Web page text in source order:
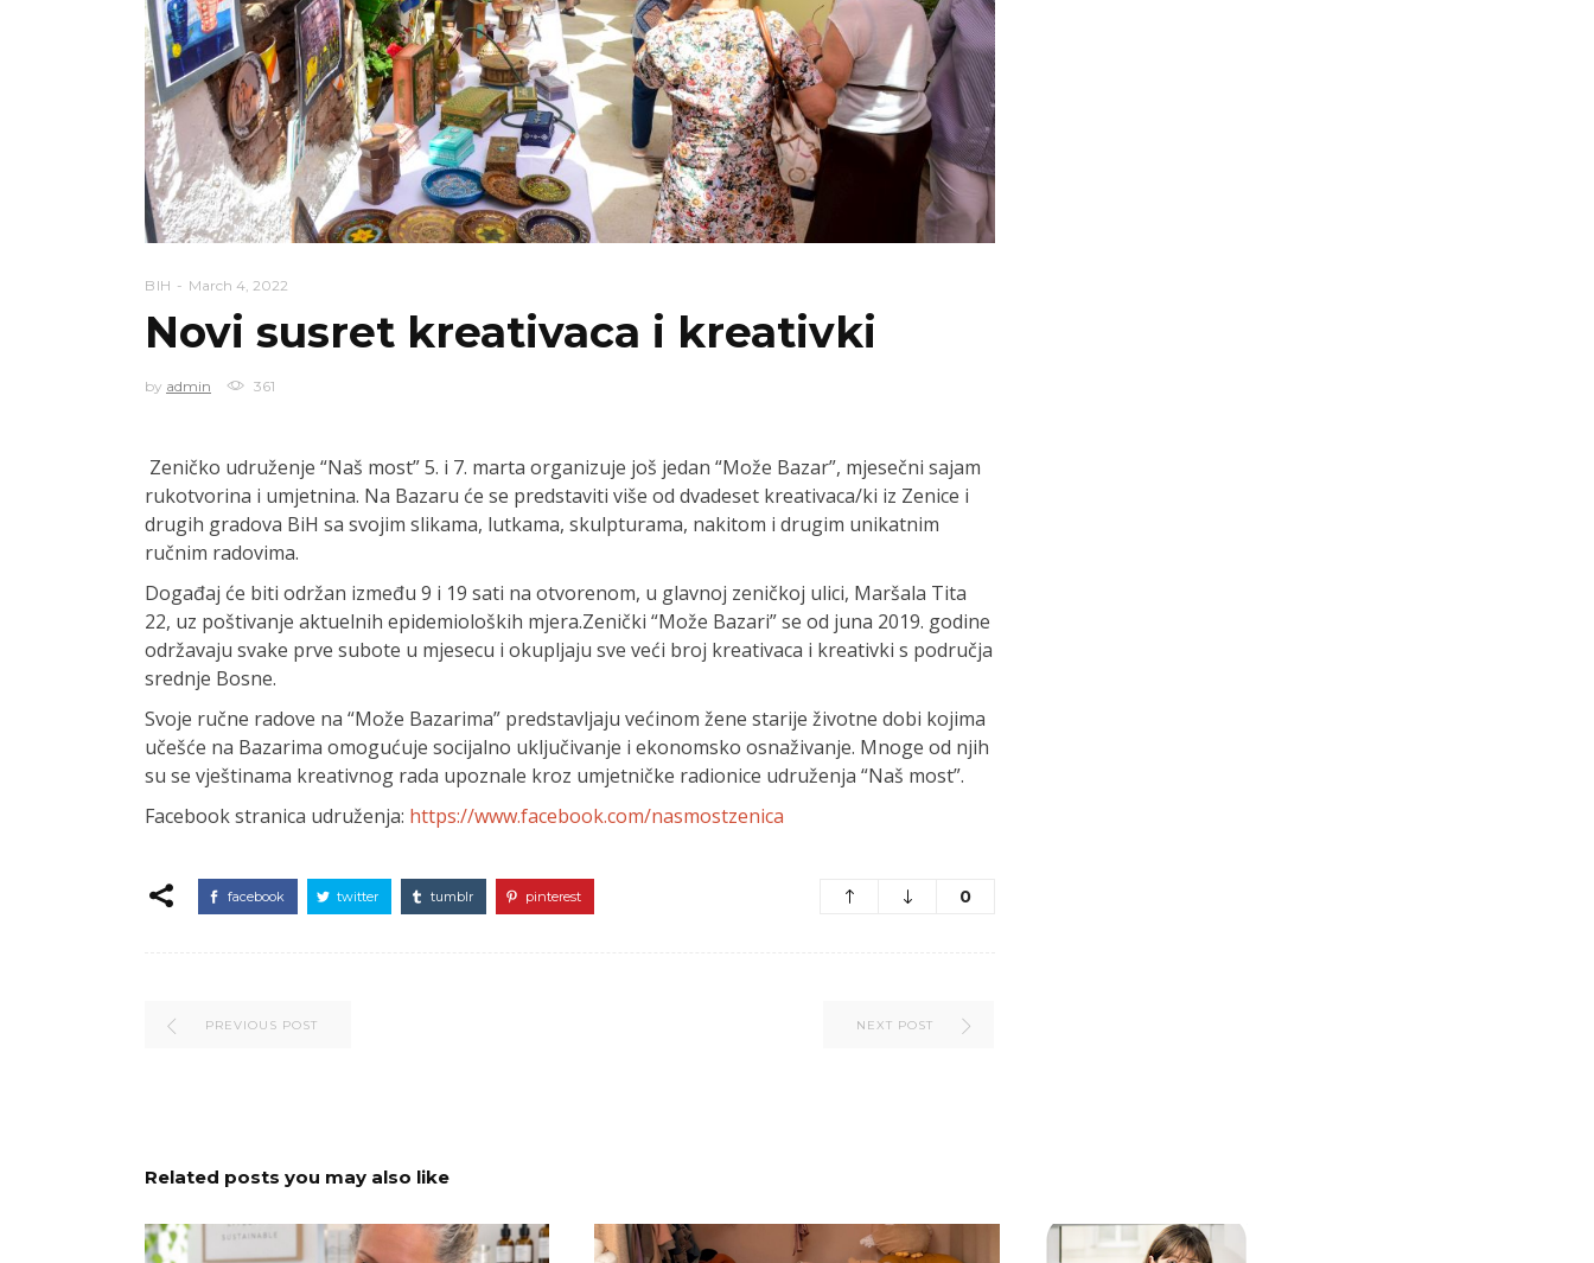
BIH March 4, 2022
Novi susret kreativaca i kreativki
by admin 361
Zeničko udruženje “Naš most” 5. i 7. marta organizuje još jedan “Može Bazar”, mjesečni sajam
rukotvorina i umjetnina. Na Bazaru će se predstaviti više od dvadeset kreativaca/ki iz Zenice i
drugih gradova BiH sa svojim slikama, lutkama, skulpturama, nakitom i drugim unikatnim
ručnim radovima.
Događaj će biti održan između 9 i 19 sati na otvorenom, u glavnoj zeničkoj ulici, Maršala Tita
22, uz poštivanje aktuelnih epidemioloških mjera.Zenički “Može Bazari” se od juna 2019. godine
održavaju svake prve subote u mjesecu i okupljaju sve veći broj kreativaca i kreativki s područja
srednje Bosne.
Svoje ručne radove na “Može Bazarima” predstavljaju većinom žene starije životne dobi kojima
učešće na Bazarima omogućuje socijalno uključivanje i ekonomsko osnaživanje. Mnoge od njih
su se vještinama kreativnog rada upoznale kroz umjetničke radionice udruženja “Naš most”.
Facebook stranica udruženja: https://www.facebook.com/nasmostzenica
facebook twitter tumblr pinterest 0
PREVIOUS POST NEXT POST
Related posts you may also like